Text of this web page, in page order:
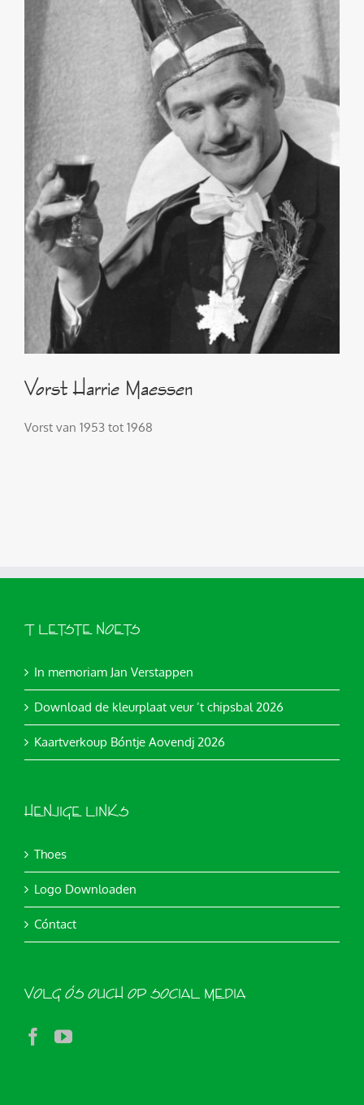
Vorst Harrie Maessen
Vorst van 1953 tot 1968
’T LETSTE NOETS
In memoriam Jan Verstappen
Download de kleurplaat veur ’t chipsbal 2026
Kaartverkoup Bóntje Aovendj 2026
HENJIGE LINKS
Thoes
Logo Downloaden
Cóntact
VOLG ÓS OUCH OP SOCIAL MEDIA